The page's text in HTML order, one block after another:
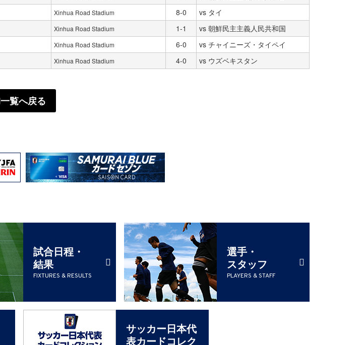
Xinhua Road Stadium 8-0
vs タイ
Xinhua Road Stadium 1-1
vs 朝鮮民主主義人民共和国
Xinhua Road Stadium 6-0
vs チャイニーズ・タイペイ
Xinhua Road Stadium 4-0 vs ウズベキスタン
一覧へ戻る
試合日程・
結果
FIXTURES & RESULTS
選手・
スタッフ
PLAYERS & STAFF
サッカー日本代
表カードコレク